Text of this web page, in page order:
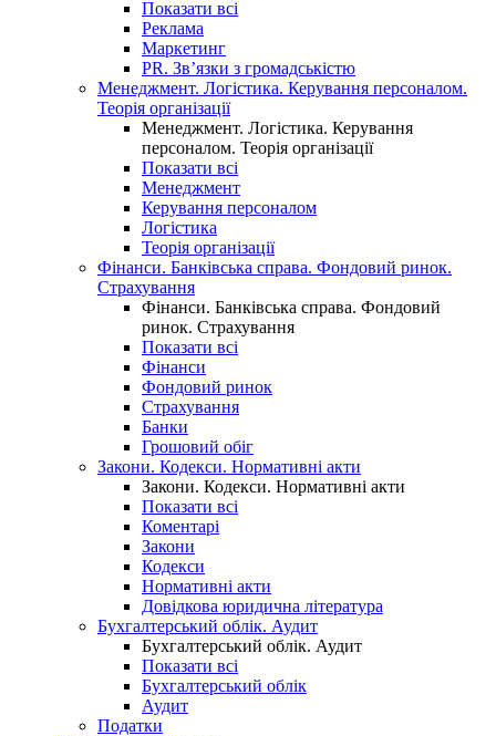
Показати всі
Реклама
Маркетинг
PR. Зв’язки з громадськістю
Менеджмент. Логістика. Керування персоналом.
Теорія організації
Менеджмент. Логістика. Керування
персоналом. Теорія організації
Показати всі
Менеджмент
Керування персоналом
Логістика
Теорія організації
Фінанси. Банківська справа. Фондовий ринок.
Страхування
Фінанси. Банківська справа. Фондовий
ринок. Страхування
Показати всі
Фінанси
Фондовий ринок
Страхування
Банки
Грошовий обіг
Закони. Кодекси. Нормативні акти
Закони. Кодекси. Нормативні акти
Показати всі
Коментарі
Закони
Кодекси
Нормативні акти
Довідкова юридична література
Бухгалтерський облік. Аудит
Бухгалтерський облік. Аудит
Показати всі
Бухгалтерський облік
Аудит
Податки